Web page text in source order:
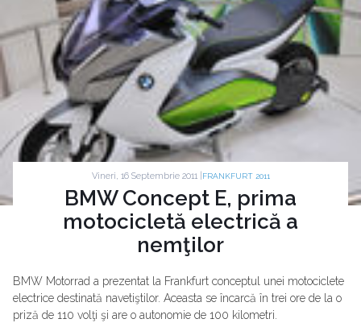
Vineri, 16 Septembrie 2011 | FRANKFURT 2011
BMW Concept E, prima
motocicletă electrică a
nemţilor
BMW Motorrad a prezentat la Frankfurt conceptul unei motociclete
electrice destinată navetiştilor. Aceasta se încarcă în trei ore de la o
priză de 110 volţi şi are o autonomie de 100 kilometri.